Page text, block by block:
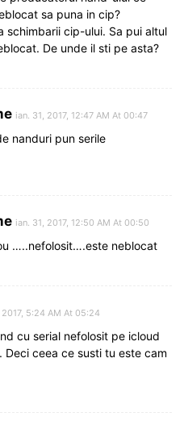
sa puna in cip?
schimbarii cip-ului. Sa pui altul
De unde il sti pe asta?
ian. 31, 2017, 12:47 AM At 00:47
nanduri pun serile
ian. 31, 2017, 12:50 AM At 00:50
…..nefolosit….este neblocat
2017, 5:24 AM At 05:24
cu serial nefolosit pe icloud
Deci ceea ce susti tu este cam